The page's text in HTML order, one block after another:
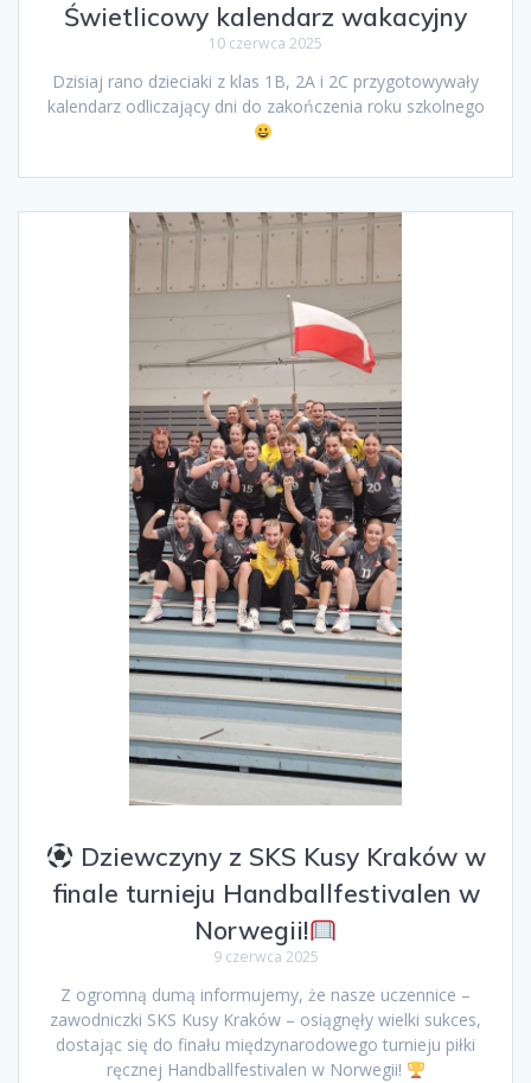
Świetlicowy kalendarz wakacyjny
10 czerwca 2025
Dzisiaj rano dzieciaki z klas 1B, 2A i 2C przygotowywały
kalendarz odliczający dni do zakończenia roku szkolnego
Dziewczyny z SKS Kusy Kraków w
finale turnieju Handballfestivalen w
Norwegii!
9 czerwca 2025
Z ogromną dumą informujemy, że nasze uczennice –
zawodniczki SKS Kusy Kraków – osiągnęły wielki sukces,
dostając się do finału międzynarodowego turnieju piłki
ręcznej Handballfestivalen w Norwegii!